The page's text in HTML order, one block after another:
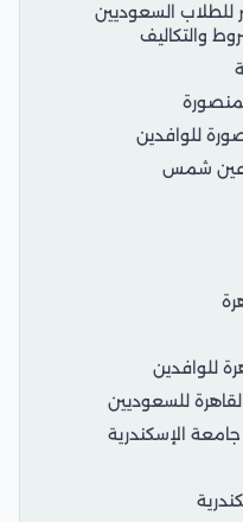
للطلاب السعوديين
والتكاليف
للوافدين
عين شمس
للوافدين
للسعوديين
الإسكندرية